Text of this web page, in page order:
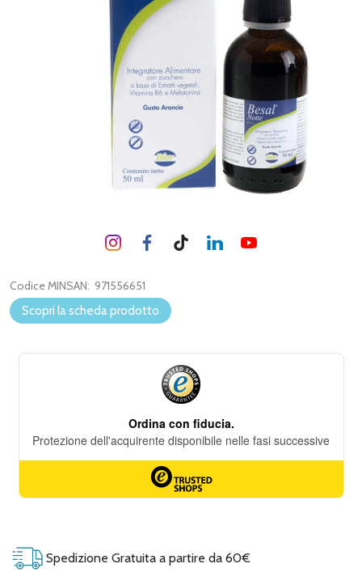
Codice MINSAN: 971556651
Scopri la scheda prodotto
Spedizione Gratuita a partire da 60€